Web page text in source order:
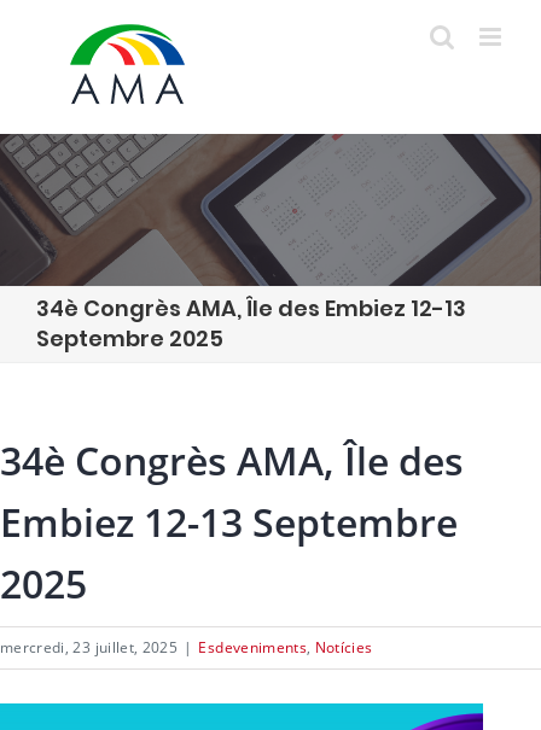
content
34è Congrès AMA, Île des Embiez 12-13
Septembre 2025
34è Congrès AMA, Île des
Embiez 12-13 Septembre
2025
mercredi, 23 juillet, 2025 | Esdeveniments, Notícies